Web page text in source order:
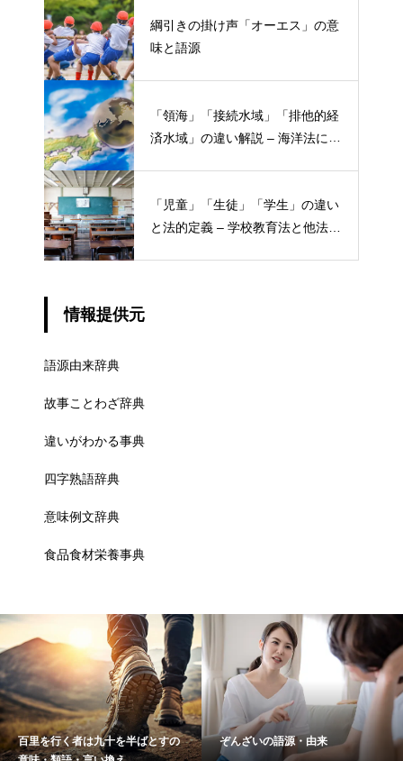
綱引きの掛け声「オーエス」の意
味と語源
「領海」「接続水域」「排他的経
済水域」の違い解説 – 海洋法にお
「児童」「生徒」「学生」の違い
と法的定義 – 学校教育法と他法律
情報提供元
語源由来辞典
故事ことわざ辞典
違いがわかる事典
四字熟語辞典
意味例文辞典
食品食材栄養事典
百里を行く者は九十を半ばとすの
ぞんざいの語源・由来